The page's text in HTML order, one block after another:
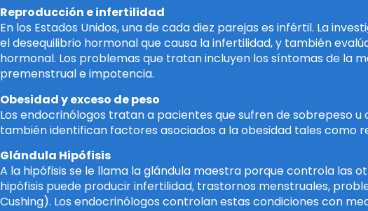
Reproducción e infertilidad
En los Estados Unidos, una de cada diez parejas es infértil. La
el desequilibrio hormonal que causa la infertilidad, y también
hormonal. Los problemas que tratan incluyen los síntomas de la
premenstrual e impotencia.
Obesidad y exceso de peso
Los endocrinólogos tratan a pacientes que sufren de sobrepeso
también identifican factores asociados a la obesidad tales como
Glándula Hipófisis
A la hipófisis se le llama la glándula maestra porque controla las
hipófisis puede producir infertilidad, trastornos menstruales,
Cushing). Los endocrinólogos controlan estas condiciones con